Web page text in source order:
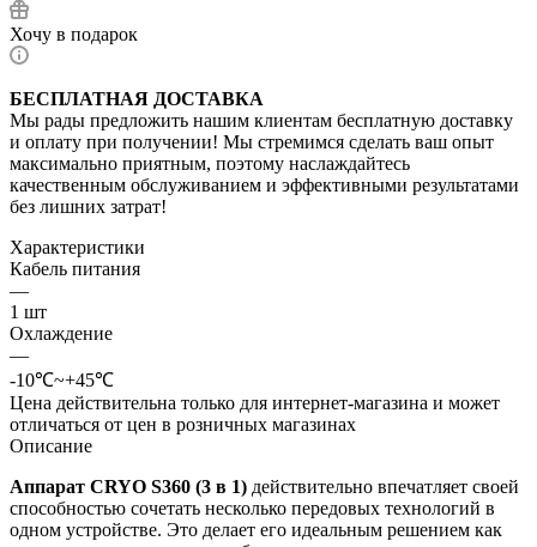
Хочу в подарок
БЕСПЛАТНАЯ ДОСТАВКА
Мы рады предложить нашим клиентам бесплатную доставку
и оплату при получении! Мы стремимся сделать ваш опыт
максимально приятным, поэтому наслаждайтесь
качественным обслуживанием и эффективными результатами
без лишних затрат!
Характеристики
Кабель питания
—
1 шт
Охлаждение
—
-10℃~+45℃
Цена действительна только для интернет-магазина и может
отличаться от цен в розничных магазинах
Описание
Аппарат CRYO S360 (3 в 1) действительно впечатляет своей
способностью сочетать несколько передовых технологий в
одном устройстве. Это делает его идеальным решением как